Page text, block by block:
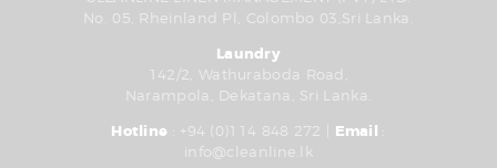
No. 05, Rheinland Pl, Colombo 03,Sri Lanka.
Laundry
142/2, Wathuraboda Road,
Narampola, Dekatana, Sri Lanka.
Hotline : +94 (0)114 848 272 | Email
info@cleanline.lk